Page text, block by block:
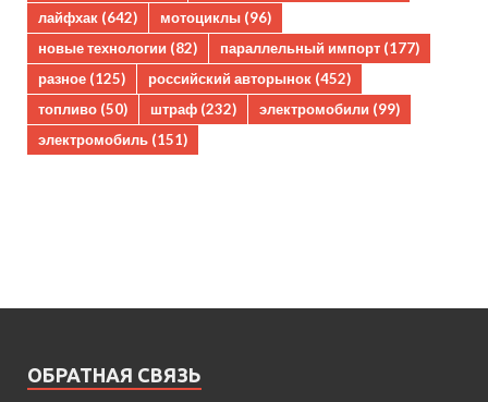
лайфхак (642) мотоциклы (96)
новые технологии (82) параллельный импорт (177)
разное (125) российский авторынок (452)
топливо (50) штраф (232) электромобили (99)
электромобиль (151)
ОБРАТНАЯ СВЯЗЬ